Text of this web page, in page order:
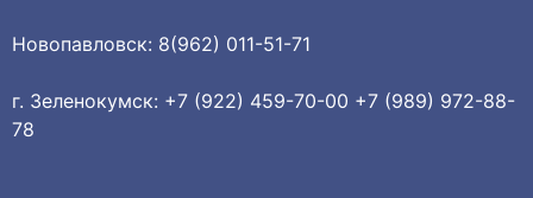
Новопавловск: 8(962) 011-51-71
г. Зеленокумск: +7 (922) 459-70-00 +7 (989) 972-88-
78